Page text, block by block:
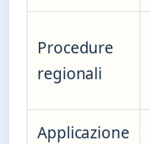
Procedure
regionali
Applicazione